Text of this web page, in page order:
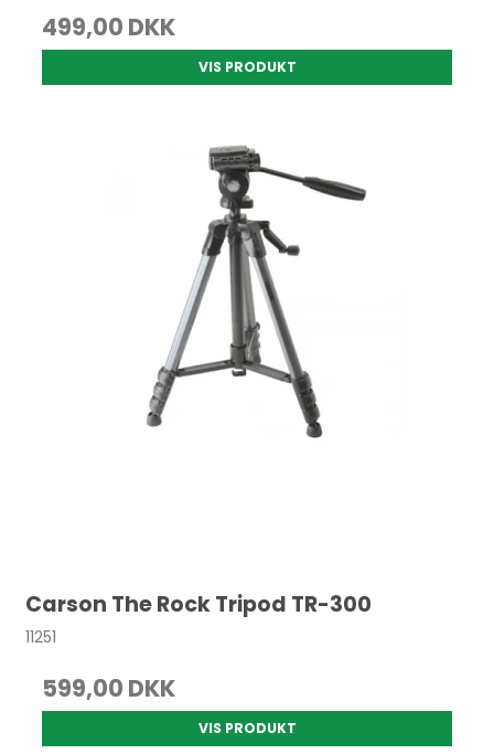
499,00 DKK
VIS PRODUKT
Carson The Rock Tripod TR-300
11251
599,00 DKK
VIS PRODUKT